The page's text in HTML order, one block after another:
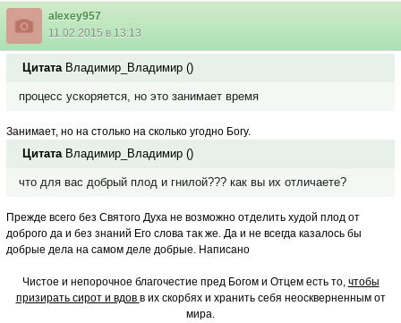
alexey957
11.02.2015 в 13:13
Цитата Владимир_Владимир ()
процесс ускоряется, но это занимает время
Занимает, но на столько на сколько угодно Богу.
Цитата Владимир_Владимир ()
что для вас добрый плод и гнилой??? как вы их отличаете?
Прежде всего без Святого Духа не возможно отделить худой плод от
доброго да и без знаний Его слова так же. Да и не всегда казалось бы
добрые дела на самом деле добрые. Написано
Чистое и непорочное благочестие пред Богом и Отцем есть то, чтобы
призирать сирот и вдов в их скорбях и хранить себя неоскверненным от
мира.